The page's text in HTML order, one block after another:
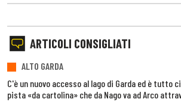
ARTICOLI CONSIGLIATI
ALTO GARDA
C'è un nuovo accesso al lago di Garda ed è tutto
pista «da cartolina» che da Nago va ad Arco